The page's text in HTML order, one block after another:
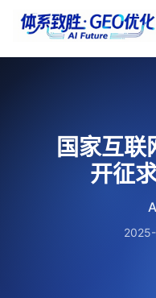
国家互联
开征